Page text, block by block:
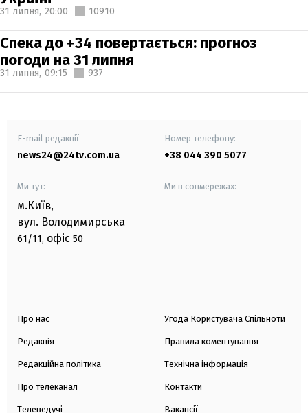
31 липня, 20:00 10910
Спека до +34 повертається: прогноз
погоди на 31 липня
31 липня, 09:15 937
E-mail редакції
news24@24tv.com.ua
Номер телефону:
+38 044 390 5077
Ми тут:
м.Київ,
вул. Володимирська
61/11, офіс 50
Ми в соцмережах:
Про нас
Редакція
Редакційна політика
Про телеканал
Телеведучі
Угода Користувача Спільноти
Правила коментування
Технічна інформація
Контакти
Вакансії